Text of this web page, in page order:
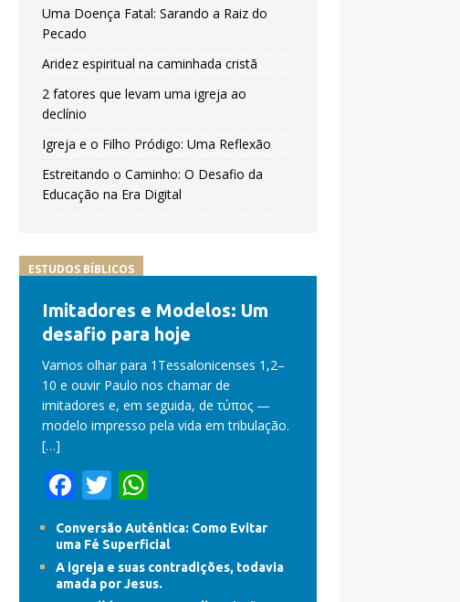
Uma Doença Fatal: Sarando a Raiz do
Pecado
Aridez espiritual na caminhada cristã
2 fatores que levam uma igreja ao
declínio
Igreja e o Filho Pródigo: Uma Reflexão
Estreitando o Caminho: O Desafio da
Educação na Era Digital
ESTUDOS BÍBLICOS
Imitadores e Modelos: Um
desafio para hoje
Vamos olhar para 1Tessalonicenses 1,2–
10 e ouvir Paulo nos chamar de
imitadores e, em seguida, de τύπος —
modelo impresso pela vida em tribulação.
[…]
F
e
b
T
w
itt
er
W
h
at
s
Conversão Autêntica: Como Evitar
uma Fé Superficial
A igreja e suas contradições, todavia
amada por Jesus.